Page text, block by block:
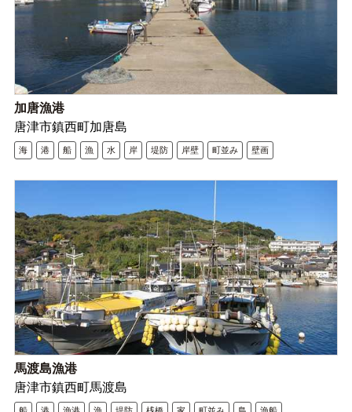
加唐漁港
唐津市鎮西町加唐島
海 港 船 漁 水 岸 堤防 岸壁 町並み 壁画
馬渡島漁港
唐津市鎮西町馬渡島